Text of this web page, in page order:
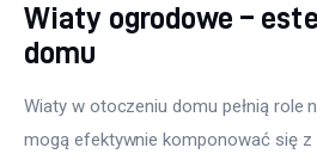
Wiaty ogrodowe –
domu
Wiaty w otoczeniu domu pełnią role
mogą efektywnie komponować się